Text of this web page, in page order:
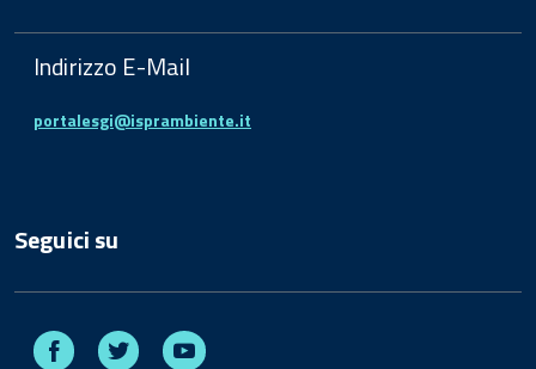
Indirizzo E-Mail
portalesgi@isprambiente.it
Seguici su
Facebook Twitter